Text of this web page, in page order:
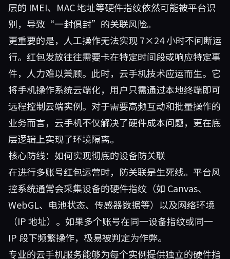
层的 IMEI、MAC 地址等硬件指纹依然可能被平台识
别，导致“一封俱封”的关联风险。
更重要的是，人工操作无法实现 7×24 小时不间断运
行。红包发放往往需要卡在特定时间段或响应特定事
件，人力难以兼顾。此时，云手机技术应运而生。它
将手机操作系统云端化，用户只需通过本地终端即可
远程控制云端实例。对于需要高频互动和批量操作的
业务而言，云手机不仅解决了硬件成本问题，更在底
层逻辑上实现了环境隔离。
核心防线：如何实现彻底的设备防关联
在进行多账号红包运营时，防关联是生死线。平台风
控系统通常会采集设备的硬件指纹（如 Canvas、
WebGL、电池状态、传感器数据等）以及网络环境
（IP 地址）。如果多个账号在同一设备指纹或同一
IP 段下频繁操作，极易被判定为作弊。
专业的云手机服务能够为每个实例提供独立的硬件指